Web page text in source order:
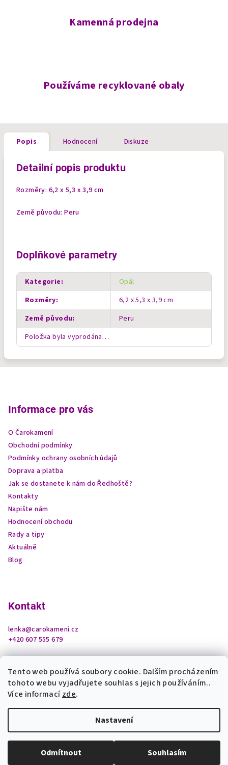
Tento web používá soubory cookie. Dalším procházením
tohoto webu vyjadřujete souhlas s jejich používáním..
Více informacízde.
Nastavení
Odmítnout Souhlasím
Kamenná prodejna
Používáme recyklované obaly
Popis Hodnocení Diskuze
Detailní popis produktu
Rozměry: 6,2 x 5,3 x 3,9 cm
Země původu: Peru
Doplňkové parametry
Kategorie:
Opál
Rozměry:
6,2 x 5,3 x 3,9 cm
Země původu:
Peru
Položka byla vyprodána…
Informace pro vás
O Čarokamení
Obchodní podmínky
Podmínky ochrany osobních údajů
Doprava a platba
Jak se dostanete k nám do Ředhoště?
Kontakty
Napište nám
Hodnocení obchodu
Rady a tipy
Aktuálně
Blog
Kontakt
lenka@carokameni.cz
+420 607 555 679
Upravit nastavení cookies